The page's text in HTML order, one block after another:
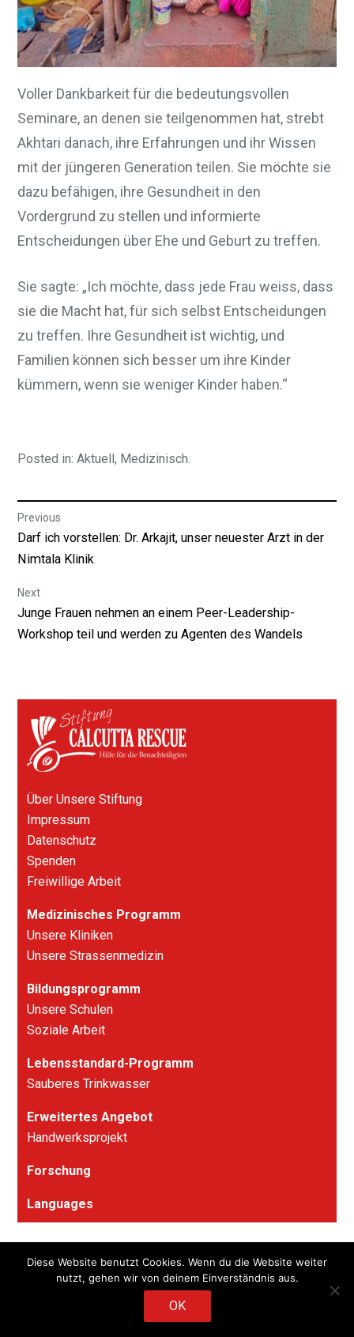
Voller Dankbarkeit für die bedeutungsvollen
Seminare, an denen sie teilgenommen hat, strebt
Akhtari danach, ihre Erfahrungen und ihr Wissen
mit der jüngeren Generation teilen. Sie möchte sie
dazu befähigen, ihre Gesundheit in den
Vordergrund zu stellen und informierte
Entscheidungen über Ehe und Geburt zu treffen.
Sie sagte: „Ich möchte, dass jede Frau weiss, dass
sie die Macht hat, für sich selbst Entscheidungen
zu treffen. Ihre Gesundheit ist wichtig, und
Familien können sich besser um ihre Kinder
kümmern, wenn sie weniger Kinder haben.“
Posted in:Aktuell, Medizinisch.
Beitragsnavigation
Previous
Previous
post:
Darf ich vorstellen: Dr. Arkajit, unser neuester Arzt in der
Nimtala Klinik
Next
Next
post:
Junge Frauen nehmen an einem Peer-Leadership-
Workshop teil und werden zu Agenten des Wandels
Über Unsere Stiftung
Impressum
Datenschutz
Spenden
Freiwillige Arbeit
Medizinisches Programm
Unsere Kliniken
Unsere Strassenmedizin
Bildungsprogramm
Unsere Schulen
Soziale Arbeit
Lebensstandard-Programm
Sauberes Trinkwasser
Erweitertes Angebot
Handwerksprojekt
Forschung
Languages
© 2026 Stiftung Calcutta Rescue – Soodstr. 53, CH-8134
Adliswil – +41 (0)44 515 24 56 – info@calcuttarescue.ch
– PC: 30-349706-6, IBAN: CH85 0900 0000 3034 9706 6
Diese Website benutzt Cookies. Wenn du die Website weiter
nutzt, gehen wir von deinem Einverständnis aus.
OK